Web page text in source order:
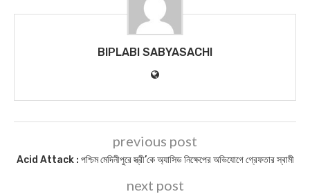
BIPLABI SABYASACHI
previous post
Acid Attack : পশ্চিম মেদিনীপুরে স্ত্রী’কে অ্যাসিড নিক্ষেপের অভিযোগে গ্রেফতার স্বামী
next post